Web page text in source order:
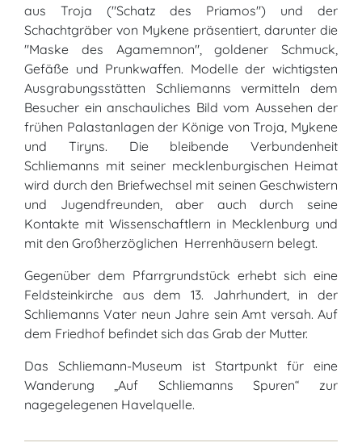
aus Troja ("Schatz des Priamos") und der
Schachtgräber von Mykene präsentiert, darunter die
"Maske des Agamemnon", goldener Schmuck,
Gefäße und Prunkwaffen. Modelle der wichtigsten
Ausgrabungsstätten Schliemanns vermitteln dem
Besucher ein anschauliches Bild vom Aussehen der
frühen Palastanlagen der Könige von Troja, Mykene
und Tiryns. Die bleibende Verbundenheit
Schliemanns mit seiner mecklenburgischen Heimat
wird durch den Briefwechsel mit seinen Geschwistern
und Jugendfreunden, aber auch durch seine
Kontakte mit Wissenschaftlern in Mecklenburg und
mit den Großherzöglichen Herrenhäusern belegt.
Gegenüber dem Pfarrgrundstück erhebt sich eine
Feldsteinkirche aus dem 13. Jahrhundert, in der
Schliemanns Vater neun Jahre sein Amt versah. Auf
dem Friedhof befindet sich das Grab der Mutter.
Das Schliemann-Museum ist Startpunkt für eine
Wanderung „Auf Schliemanns Spuren“ zur
nagegelegenen Havelquelle.